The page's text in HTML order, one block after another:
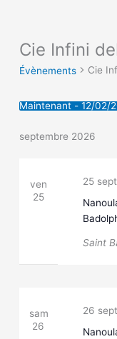
Cie Infini
Évènements Cie
Évènements
Maintenant - 12/02/
une
septembre 2026
ven
25
25
Saint
sam
26
26